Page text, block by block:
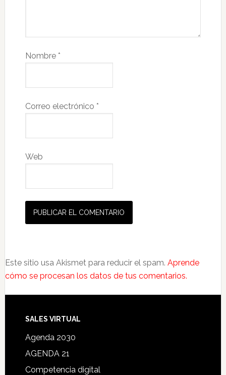
Nombre *
Correo electrónico *
Web
Este sitio usa Akismet para reducir el spam. Aprende
cómo se procesan los datos de tus comentarios.
SALES VIRTUAL
Agenda 2030
AGENDA 21
Competencia digital